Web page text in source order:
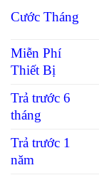
Cước Tháng
Miễn Phí
Thiết Bị
Trả trước 6
tháng
Trả trước 1
năm